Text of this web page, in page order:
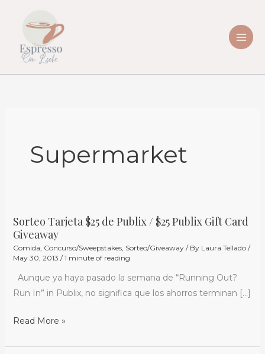
Supermarket
Sorteo Tarjeta $25 de Publix / $25 Publix Gift Card
Giveaway
Comida, Concurso/Sweepstakes, Sorteo/Giveaway/ By Laura Tellado /
May 30, 2013 /1 minute of reading
Aunque ya haya pasado la semana de “Running Out?
Run In” in Publix, no significa que los ahorros terminan […]
Sorteo
Tarjeta
$25
Publix
/
Gift
Read More »